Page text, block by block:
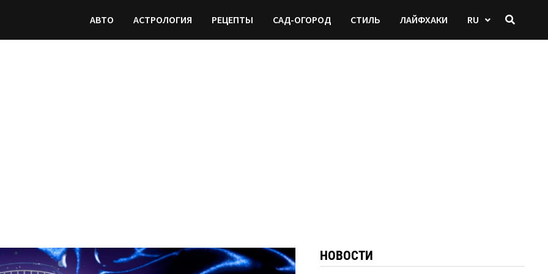
АВТО АСТРОЛОГИЯ РЕЦЕПТЫ САД-ОГОРОД СТИЛЬ ЛАЙФХАКИ RU
НОВОСТИ